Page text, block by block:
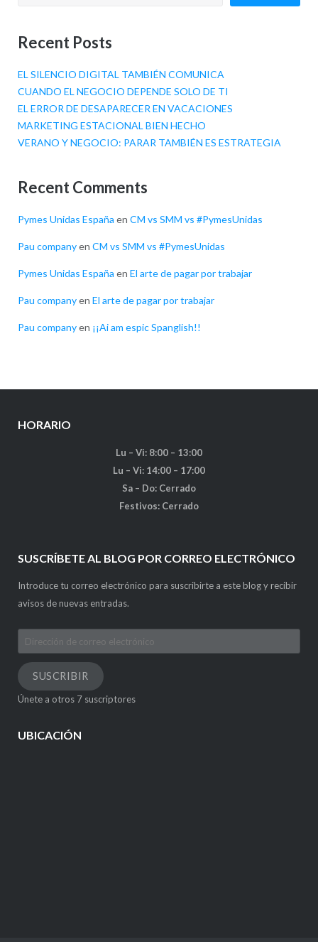
Recent Posts
EL SILENCIO DIGITAL TAMBIÉN COMUNICA
CUANDO EL NEGOCIO DEPENDE SOLO DE TI
EL ERROR DE DESAPARECER EN VACACIONES
MARKETING ESTACIONAL BIEN HECHO
VERANO Y NEGOCIO: PARAR TAMBIÉN ES ESTRATEGIA
Recent Comments
Pymes Unidas España en CM vs SMM vs #PymesUnidas
Pau companyen CM vs SMM vs #PymesUnidas
Pymes Unidas España en El arte de pagar por trabajar
Pau companyen El arte de pagar por trabajar
Pau companyen ¡¡Ai am espic Spanglish!!
HORARIO
Lu – Vi: 8:00 – 13:00
Lu – Vi: 14:00 – 17:00
Sa – Do: Cerrado
Festivos: Cerrado
SUSCRÍBETE AL BLOG POR CORREO ELECTRÓNICO
Introduce tu correo electrónico para suscribirte a este blog y recibir
avisos de nuevas entradas.
Dirección
de
correo
electrónico
SUSCRIBIR
Únete a otros 7 suscriptores
UBICACIÓN